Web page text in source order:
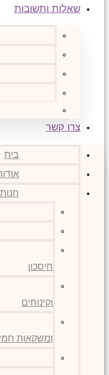
שאלות ותשובות
צרו קשר
בית
אודות
חנות
חיסכון
וקינוחים
ומשקאות